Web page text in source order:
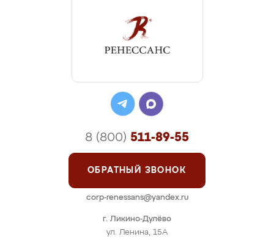
г. Ликино-Дулёво
ул. Ленина, 15А
8 (800) 511-89-55
ОБРАТНЫЙ ЗВОНОК
corp-renessans@yandex.ru